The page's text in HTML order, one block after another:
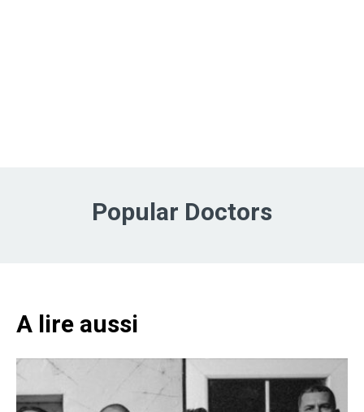
Popular Doctors
A lire aussi